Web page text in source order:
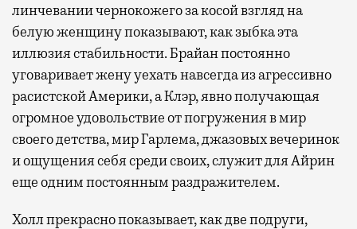
линчевании чернокожего за косой взгляд на
белую женщину показывают, как зыбка эта
иллюзия стабильности. Брайан постоянно
уговаривает жену уехать навсегда из агрессивно
расистской Америки, а Клэр, явно получающая
огромное удовольствие от погружения в мир
своего детства, мир Гарлема, джазовых вечеринок
и ощущения себя среди своих, служит для Айрин
еще одним постоянным раздражителем.
Холл прекрасно показывает, как две подруги,